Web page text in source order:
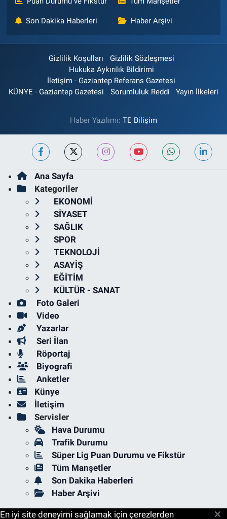
Son Dakika Haberleri Haber Arşivi
Gizlilik Koşulları
Gizlilik Sözleşmesi
Hukuka Aykırılık Bildirimi
İletişim - Gaziantep Referans Gazetesi
KÜNYE - Gaziantep Gazetesi
Sorumluluk Reddi Yayın İlkeleri
Haber Yazılımı: TE Bilişim
Ana Sayfa
Kategoriler
EKONOMİ
SİYASET
SAĞLIK
SPOR
TEKNOLOJİ
ASAYİŞ
EĞİTİM
KÜLTÜR - SANAT
Foto Galeri
Video
Yazarlar
Seri İlan
Röportaj
Biyografi
Anketler
Künye
İletişim
Servisler
Hava Durumu
Trafik Durumu
Süper Lig Puan Durumu ve Fikstür
Tüm Manşetler
Son Dakika Haberleri
Haber Arşivi
En iyi site deneyimi sağlamak için çerezlerden